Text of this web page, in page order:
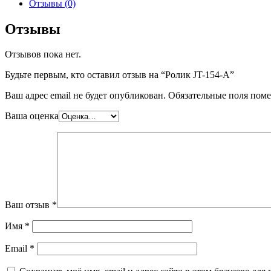
Отзывы (0)
Отзывы
Отзывов пока нет.
Будьте первым, кто оставил отзыв на “Ролик JT-154-A”
Ваш адрес email не будет опубликован. Обязательные поля
Ваша оценка
Ваш отзыв *
Имя *
Email *